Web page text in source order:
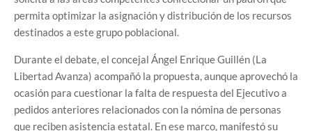
permita optimizar la asignación y distribución de los recursos
destinados a este grupo poblacional.
Durante el debate, el concejal Ángel Enrique Guillén (La
Libertad Avanza) acompañó la propuesta, aunque aprovechó la
ocasión para cuestionar la falta de respuesta del Ejecutivo a
pedidos anteriores relacionados con la nómina de personas
que reciben asistencia estatal. En ese marco, manifestó su